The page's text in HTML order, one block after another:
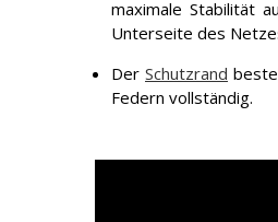
maximale Stabilität
Unterseite des
Der Schutzrand
Federn vollständig.